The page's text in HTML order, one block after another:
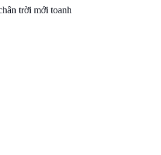
trời mới toanh